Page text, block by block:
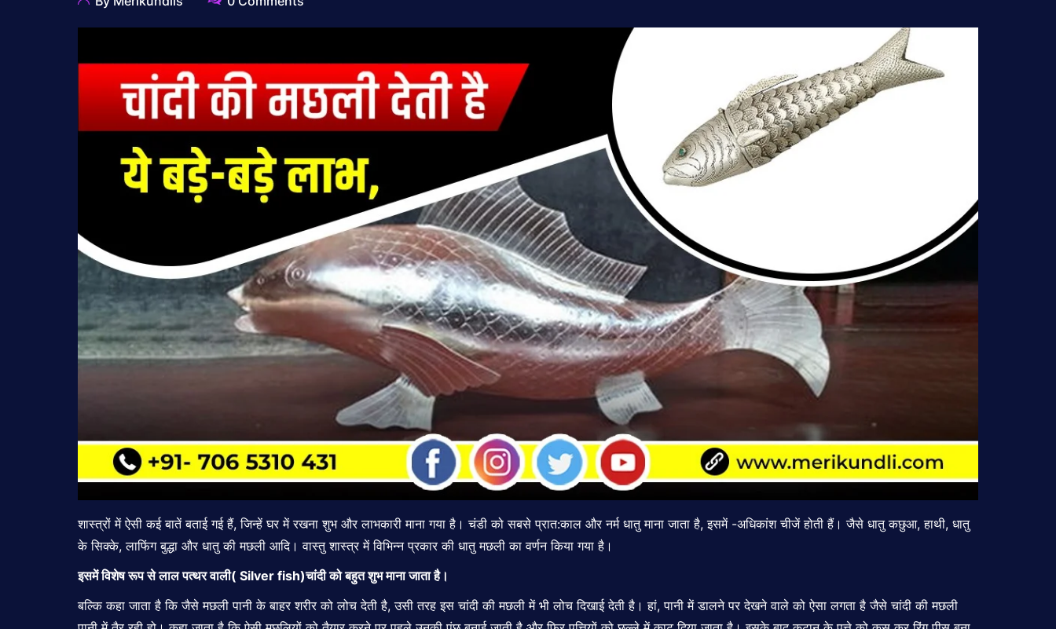
शास्त्रों में ऐसी कई बातें बताई गई हैं, जिन्हें घर में रखना शुभ और लाभकारी माना गया है। चंडी को सबसे प्रात:काल और नर्म धातु माना जाता है, इसमें -अधिकांश चीजें होती हैं। जैसे धातु कछुआ, हाथी, धातु
के सिक्के, लाफिंग बुद्धा और धातु की मछली आदि। वास्तु शास्त्र में विभिन्न प्रकार की धातु मछली का वर्णन किया गया है।
इसमें विशेष रूप से लाल पत्थर वाली( Silver fish)चांदी को बहुत शुभ माना जाता है।
बल्कि कहा जाता है कि जैसे मछली पानी के बाहर शरीर को लोच देती है, उसी तरह इस चांदी की मछली में भी लोच दिखाई देती है। हां, पानी में डालने पर देखने वाले को ऐसा लगता है जैसे चांदी की मछली